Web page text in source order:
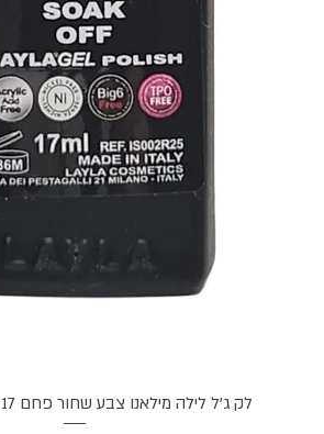
תצוגה מהירה
לק ג'ל לילה מילאנו צבע שחור פחם 17 מ"ל Black - 17